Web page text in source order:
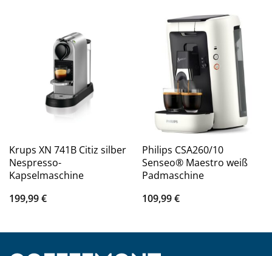
Krups XN 741B Citiz silber
Nespresso-
Kapselmaschine
199,99€
Philips CSA260/10
Senseo® Maestro weiß
Padmaschine
109,99€